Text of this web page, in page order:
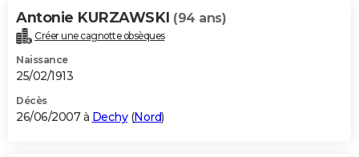
Antonie KURZAWSKI (94 ans)
Créer une cagnotte obsèques
Naissance
25/02/1913
Décès
26/06/2007 à Dechy(Nord)